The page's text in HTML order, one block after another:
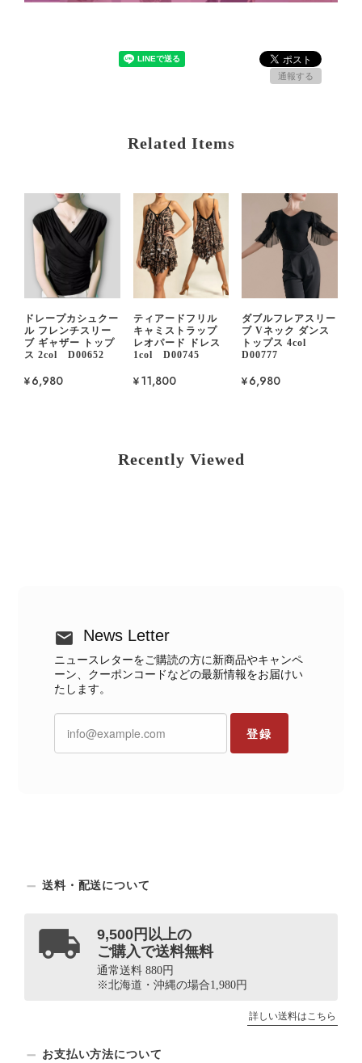
通報する
Related Items
ドレープカシュクー
ル フレンチスリー
ブ ギャザー トップ
ス 2col D00652
¥6,980
ティアードフリル
キャミストラップ
レオパード ドレス
1col D00745
¥11,800
ダブルフレアスリー
ブ Vネック ダンス
トップス 4col
D00777
¥6,980
Recently Viewed
News Letter
ニュースレターをご購読の方に新商品やキャンペ
ーン、クーポンコードなどの最新情報をお届けい
たします。
登録
送料・配送について
9,500円以上の
ご購入で送料無料
通常送料 880円
※北海道・沖縄の場合1,980円
詳しい送料はこちら
お支払い方法について